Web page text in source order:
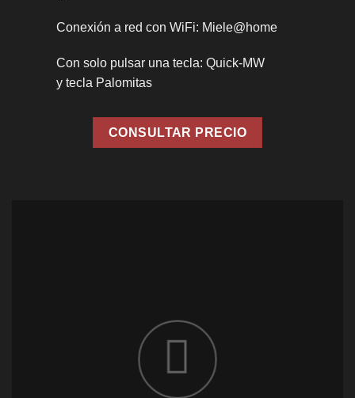
Conexión a red con WiFi: Miele@home
Con solo pulsar una tecla: Quick-MW
y tecla Palomitas
CONSULTAR PRECIO